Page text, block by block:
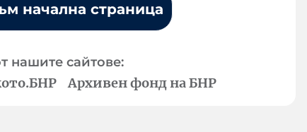
начална страница
нашите сайтове:
Архивен фонд на БНР